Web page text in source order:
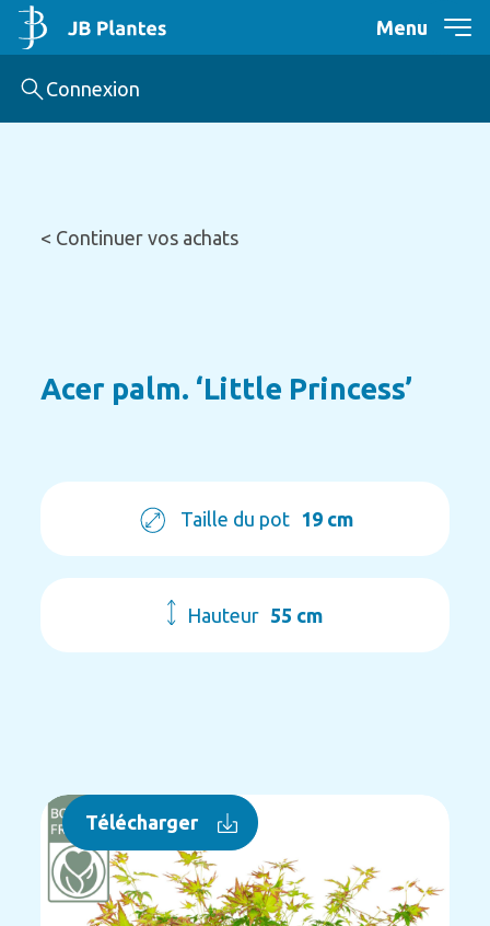
Menu
Connexion
< Continuer vos achats
Acer palm. ‘Little Princess’
Taille du pot 19 cm
Hauteur 55 cm
Télécharger